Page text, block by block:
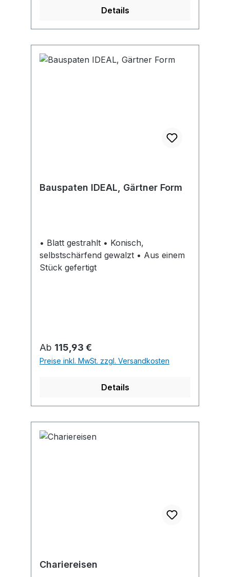
Details
Bauspaten IDEAL, Gärtner Form
• Blatt gestrahlt • Konisch,
selbstschärfend gewalzt • Aus einem
Stück gefertigt
Regulärer Preis:
Ab 115,93 €
Preise inkl. MwSt. zzgl. Versandkosten
Details
Chariereisen